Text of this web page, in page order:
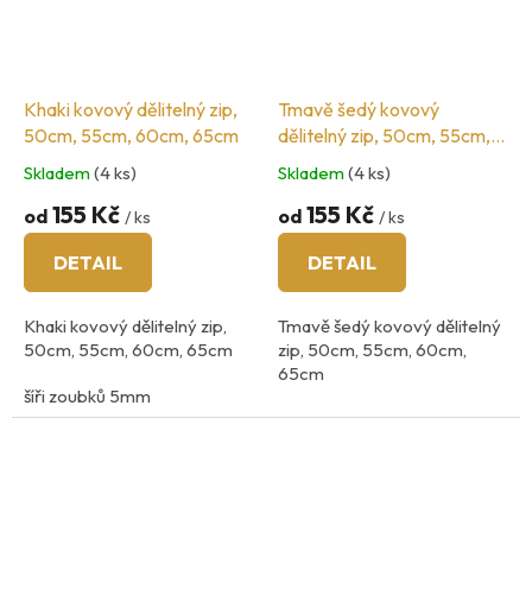
Khaki kovový dělitelný zip,
50cm, 55cm, 60cm, 65cm
Skladem(4 ks)
od 155 Kč / ks
DETAIL
Khaki kovový dělitelný zip,
50cm, 55cm, 60cm, 65cm
šíři zoubků 5mm
Tmavě šedý kovový
dělitelný zip, 50cm, 55cm,
60cm, 65cm
Skladem(4 ks)
od 155 Kč / ks
DETAIL
Tmavě šedý kovový dělitelný
zip, 50cm, 55cm, 60cm,
65cm
šíři zoubků 5mm